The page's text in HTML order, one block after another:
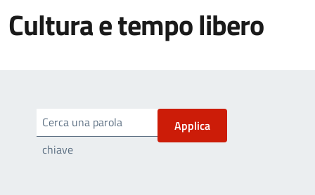
Cultura e tempo libero
Cerca una parola
chiave